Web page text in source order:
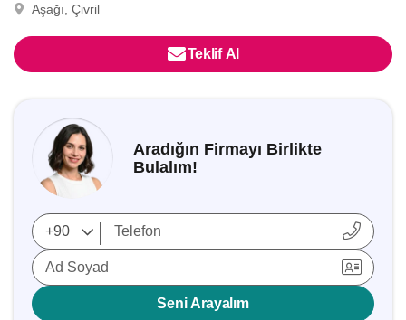
Aşağı, Çivril
Teklif Al
Aradığın Firmayı Birlikte
Bulalım!
Ad Soyad
Seni Arayalım